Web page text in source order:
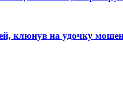
клюнув на удочку